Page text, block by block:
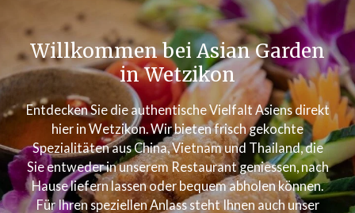
Willkommen bei Asian Garden
in Wetzikon
Entdecken Sie die authentische Vielfalt Asiens direkt
hier in Wetzikon. Wir bieten frisch gekochte
Spezialitäten aus China, Vietnam und Thailand, die
Sie entweder in unserem Restaurant geniessen, nach
Hause liefern lassen oder bequem abholen können.
Für Ihren speziellen Anlass steht Ihnen auch unser